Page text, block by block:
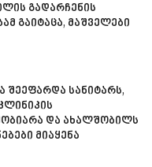
გადარჩენის
გაიტაცა, მაშველები
შეეფარდა სანიტარს,
და ახალშობილს
მიაყენა